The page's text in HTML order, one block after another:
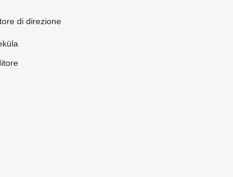
di direzione